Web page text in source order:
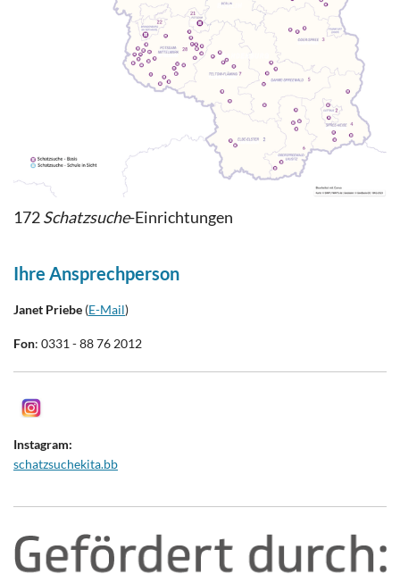
172Schatzsuche-Einrichtungen
Ihre Ansprechperson
Janet Priebe (E-Mail)
Fon: 0331 - 88 76 2012
Instagram:
schatzsuchekita.bb